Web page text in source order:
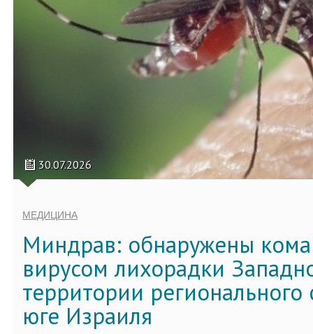
30.07.2026
МЕДИЦИНА
Миндрав: обнаружены
вирусом лихорадки
территории регионального
юге Израиля